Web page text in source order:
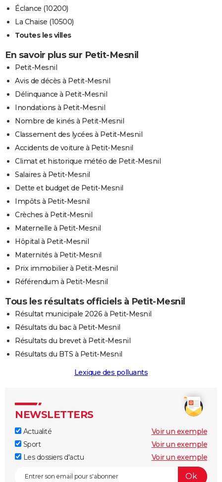
Éclance (10200)
La Chaise (10500)
Toutes les villes
En savoir plus sur Petit-Mesnil
Petit-Mesnil
Avis de décès à Petit-Mesnil
Délinquance à Petit-Mesnil
Inondations à Petit-Mesnil
Nombre de kinés à Petit-Mesnil
Classement des lycées à Petit-Mesnil
Accidents de voiture à Petit-Mesnil
Climat et historique météo de Petit-Mesnil
Salaires à Petit-Mesnil
Dette et budget de Petit-Mesnil
Impôts à Petit-Mesnil
Crèches à Petit-Mesnil
Maternelle à Petit-Mesnil
Hôpital à Petit-Mesnil
Maternités à Petit-Mesnil
Prix immobilier à Petit-Mesnil
Référendum à Petit-Mesnil
Tous les résultats officiels à Petit-Mesnil
Résultat municipale 2026 à Petit-Mesnil
Résultats du bac à Petit-Mesnil
Résultats du brevet à Petit-Mesnil
Résultats du BTS à Petit-Mesnil
Lexique des polluants
NEWSLETTERS
Actualité
Voir un exemple
Sport
Voir un exemple
Les dossiers d'actu
Voir un exemple